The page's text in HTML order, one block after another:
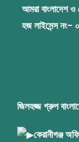
আমরা বাংলাদেশ ও
হজ লাইসেন্স নং-
জিলহজ্জ গ্রুপ
কেরানীগঞ্জ